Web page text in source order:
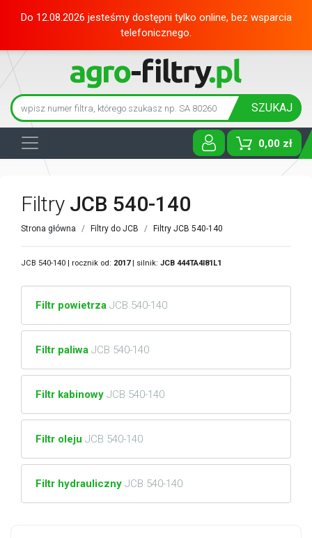
Do 12.08.2026 jesteśmy dostępni tylko online, bez wsparcia
telefonicznego.
SZUKAJ
0,00 zł
Toggle
Filtry JCB 540-140
Strona główna Filtry do JCB Filtry JCB 540-140
JCB 540-140 | rocznik od: 2017| silnik: JCB 444TA4I81L1
Filtr powietrza JCB 540-140
Filtr paliwa JCB 540-140
Filtr kabinowy JCB 540-140
Filtr oleju JCB 540-140
Filtr hydrauliczny JCB 540-140